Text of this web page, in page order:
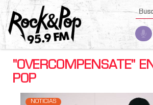
"OVERCOMPENSATE"
POP
NOTICIAS